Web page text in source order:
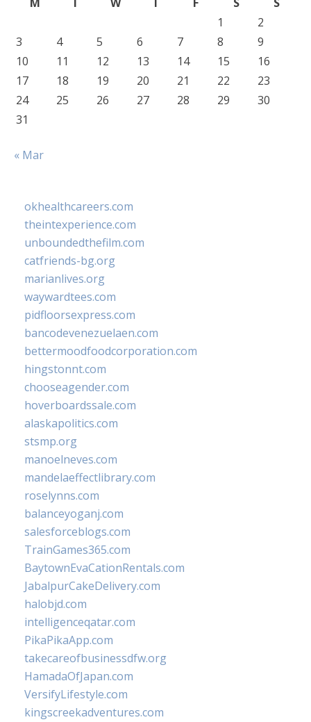
1
2
3
4 5 6 7 8
9
10
11 12 13 14 15
16
17
18 19 20 21 22
23
24
25 26 27 28 29
30
31
« Mar
okhealthcareers.com
theintexperience.com
unboundedthefilm.com
catfriends-bg.org
marianlives.org
waywardtees.com
pidfloorsexpress.com
bancodevenezuelaen.com
bettermoodfoodcorporation.com
hingstonnt.com
chooseagender.com
hoverboardssale.com
alaskapolitics.com
stsmp.org
manoelneves.com
mandelaeffectlibrary.com
roselynns.com
balanceyoganj.com
salesforceblogs.com
TrainGames365.com
BaytownEvaCationRentals.com
JabalpurCakeDelivery.com
halobjd.com
intelligenceqatar.com
PikaPikaApp.com
takecareofbusinessdfw.org
HamadaOfJapan.com
VersifyLifestyle.com
kingscreekadventures.com